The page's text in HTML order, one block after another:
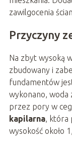
zawilgocenia
Przyczyny
Na zbyt wysoką
zbudowany i
fundamentów
wykonano, woda
przez pory w
kapilarna, która
wysokość około